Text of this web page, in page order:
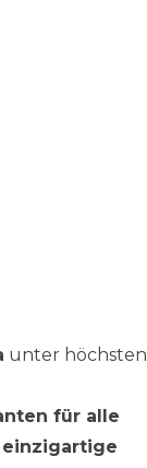
unter höchsten
für alle
einzigartige